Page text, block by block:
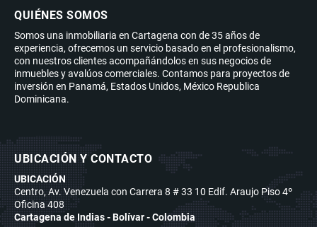
QUIÉNES SOMOS
Somos una inmobiliaria en Cartagena con de 35 años de
experiencia, ofrecemos un servicio basado en el profesionalismo,
con nuestros clientes acompañándolos en sus negocios de
inmuebles y avalúos comerciales. Contamos para proyectos de
inversión en Panamá, Estados Unidos, México Republica
Dominicana.
UBICACIÓN Y CONTACTO
UBICACIÓN
Centro, Av. Venezuela con Carrera 8 # 33 10 Edif. Araujo Piso 4º
Oficina 408
Cartagena de Indias - Bolívar - Colombia